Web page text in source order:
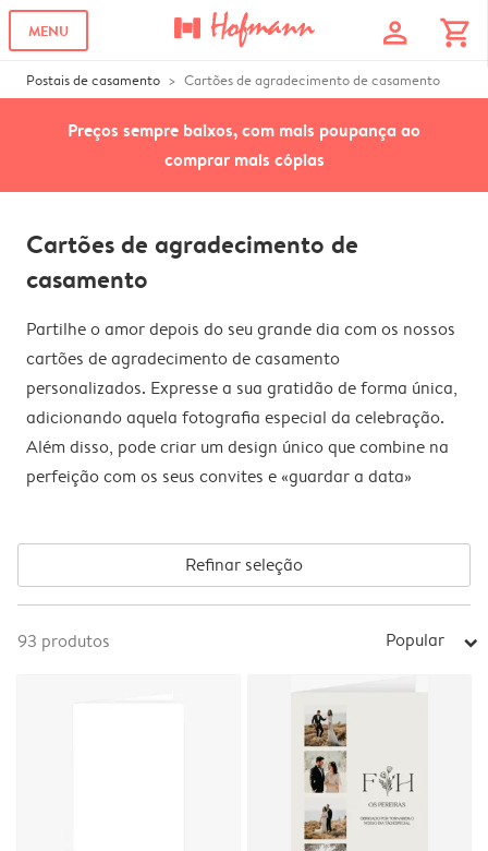
MENU profile shopping_cart
Postais de casamento Cartões de agradecimento de casamento
Preços sempre baixos, com mais poupança ao
comprar mais cópias
Cartões de agradecimento de
casamento
Partilhe o amor depois do seu grande dia com os nossos
cartões de agradecimento de casamento
personalizados. Expresse a sua gratidão de forma única,
adicionando aquela fotografia especial da celebração.
Além disso, pode criar um design único que combine na
perfeição com os seus convites e «guardar a data»
Refinar seleção
93 produtos Popular arrow_right